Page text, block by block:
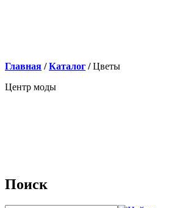
Главная /Каталог /Цветы
Центр моды
Поиск